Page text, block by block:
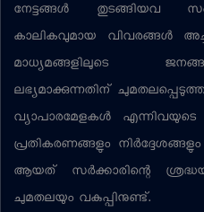
നേട്ടങ്ങള്‍ തുടങ്ങിയവ
കാലികവുമായ വിവരങ്ങള്‍
മാധ്യമങ്ങളിലൂടെ
ലഭ്യമാക്കുന്നതിന്
വ്യാപാരമേളകള്‍
പ്രതികരണങ്ങളും
ആയത് സര്‍ക്കാരിന്റെ
ചുമതലയും വകുപ്പിനുണ്ട്.